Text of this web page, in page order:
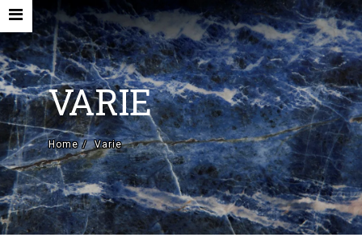
HOME
AZIENDA
MACCHINE NUOVE E ACCESSORI
VARIE
Home Varie